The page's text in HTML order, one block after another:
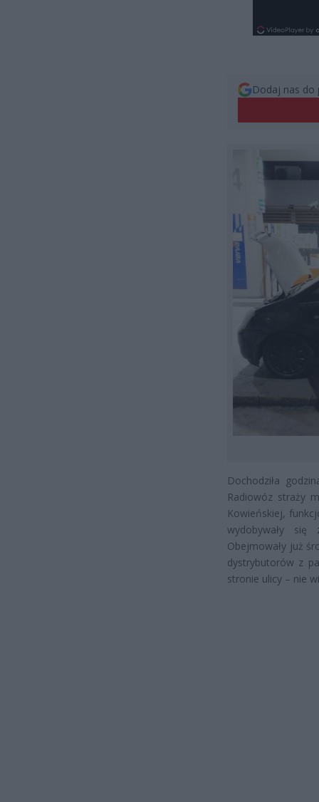
Dodaj nas do
Dochodziła
Radiowóz straży
Kowieńskiej,
wydobywały
Obejmowały już
dystrybutorów z
stronie ulicy – nie